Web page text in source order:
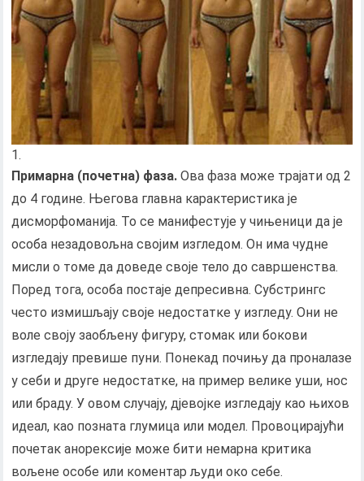
Примарна (почетна) фаза.Ова фаза може трајати од 2
до 4 године. Његова главна карактеристика је
дисморфоманија. То се манифестује у чињеници да је
особа незадовољна својим изгледом. Он има чудне
мисли о томе да доведе своје тело до савршенства.
Поред тога, особа постаје депресивна. Субстрингс
често измишљају своје недостатке у изгледу. Они не
воле своју заобљену фигуру, стомак или бокови
изгледају превише пуни. Понекад почињу да проналазе
у себи и друге недостатке, на пример велике уши, нос
или браду. У овом случају, дјевојке изгледају као њихов
идеал, као позната глумица или модел. Провоцирајући
почетак анорексије може бити немарна критика
вољене особе или коментар људи око себе.